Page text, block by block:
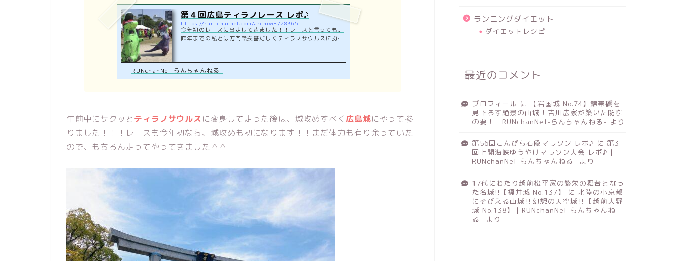
第４回広島ティラノレース レポ♪
https://run-channel.com/archives/28365
今年初のレースに出走してきました！！レースと言っても、
昨年までの私とは方向転換甚だしくティラノサウルスに扮し
RUNchanNel-らんちゃんねる-
午前中にサクッとティラノサウルス に変身して走った後は、城攻めすべく 広島城にやって参
りました！！！レースも今年初なら、城攻めも初になります！！まだ体力も有り余っていた
ので、もちろん走ってやってきました＾＾
ランニングダイエット
ダイエットレシピ
最近のコメント
プロフィール に
【岩国城 No.74】錦帯橋を
見下ろす絶景の山城！吉川広家が築いた防御
の要！｜RUNchanNel-らんちゃんねる- より
第56回こんぴら石段マラソン レポ♪ に 第3
回上関海峡ゆうやけマラソン大会 レポ♪｜
RUNchanNel-らんちゃんねる- より
17代にわたり越前松平家の繁栄の舞台となっ
た名城!!【福井城 No.137】
に 北陸の小京都
にそびえる山城‼幻想の天空城‼【越前大野
城 No.138】｜RUNchanNel-らんちゃんね
る- より